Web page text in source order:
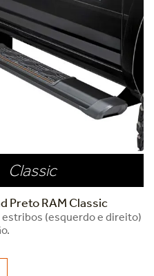
Classic
Preto RAM Classic
(esquerdo e direito)